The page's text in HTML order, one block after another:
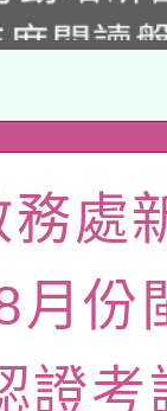
閱讀
名單
學軟體
請許可
署委託
理「
星期六
處
月份
證考